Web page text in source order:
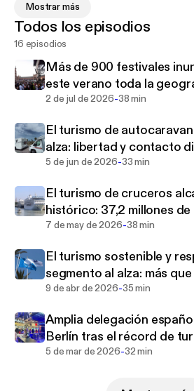
profesional y personal;
apartado de noticias y otro de
interesantes; sin olvidarnos de
escaparates más importantes
o la ITB de Berlín, y cerraremos
recomendación de un experto:
Mostrar más
Todos los episodios
16 episodios
Más de 900 festivales
este verano toda la
2 de jul de 2026-38 min
El turismo de
alza: libertad y contacto
entorno sin renunciar a la
5 de jun de 2026-33 min
El turismo de cruceros
histórico: 37,2 millones de
más que en 2024
7 de may de 2026-38 min
El turismo sostenible y
segmento al alza: más
bandera con el distintivo
9 de abr de 2026-35 min
Amplia delegación
Berlín tras el récord de
2025
5 de mar de 2026-32 min